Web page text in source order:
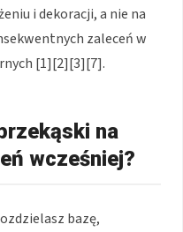
i dekoracji, a nie na
zaleceń w
[1][2][3][7].
na
wcześniej?
bazę,